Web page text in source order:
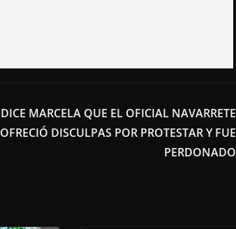
DICE MARCELA QUE EL OFICIAL NAVARRETE
OFRECIÓ DISCULPAS POR PROTESTAR Y FUE
PERDONADO